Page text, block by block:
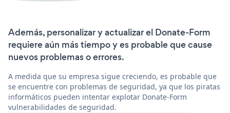
Además, personalizar y actualizar el Donate-Form
requiere aún más tiempo y es probable que cause
nuevos problemas o errores.
A medida que su empresa sigue creciendo, es probable que
se encuentre con problemas de seguridad, ya que los piratas
informáticos pueden intentar explotar Donate-Form
vulnerabilidades de seguridad.